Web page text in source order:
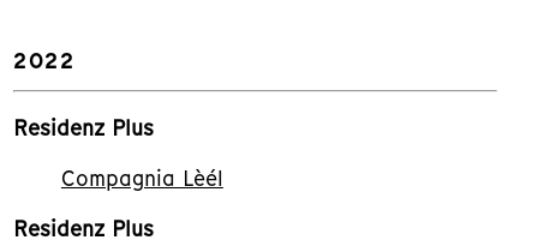
2022
Residenz Plus
Compagnia Lèél
Residenz Plus